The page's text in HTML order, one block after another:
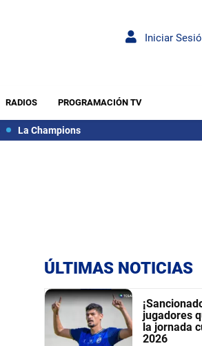
Iniciar
RADIOS PROGRAMACIÓN TV
La Champions
ÚLTIMAS NOTICIAS
jugadores
la jornada
2026